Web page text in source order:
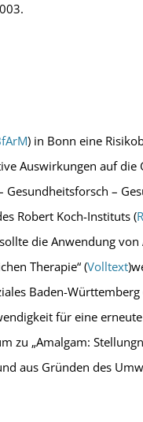
) in Bonn eine
Auswirkungen auf die
–
Robert Koch-Instituts (
die Anwendung
Therapie“ (Volltext
Baden-
für eine
zu „Amalgam:
aus Gründen des